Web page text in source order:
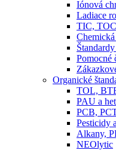
Iónová
Ladiace
TIC,
Pomocné
Organické
TOL,
PAU a
PCB,
Pesticidy
Alkany,
NEOlytic